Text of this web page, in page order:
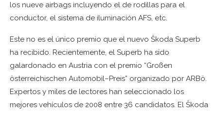
los nueve airbags incluyendo el de rodillas para el
conductor, el sistema de iluminación AFS, etc.
Este no es el único premio que el nuevo Škoda Superb
ha recibido. Recientemente, el Superb ha sido
galardonado en Austria con el premio “Großen
österreichischen Automobil–Preis” organizado por ARBö.
Expertos y miles de lectores han seleccionado los
mejores vehículos de 2008 entre 36 candidatos. El Škoda